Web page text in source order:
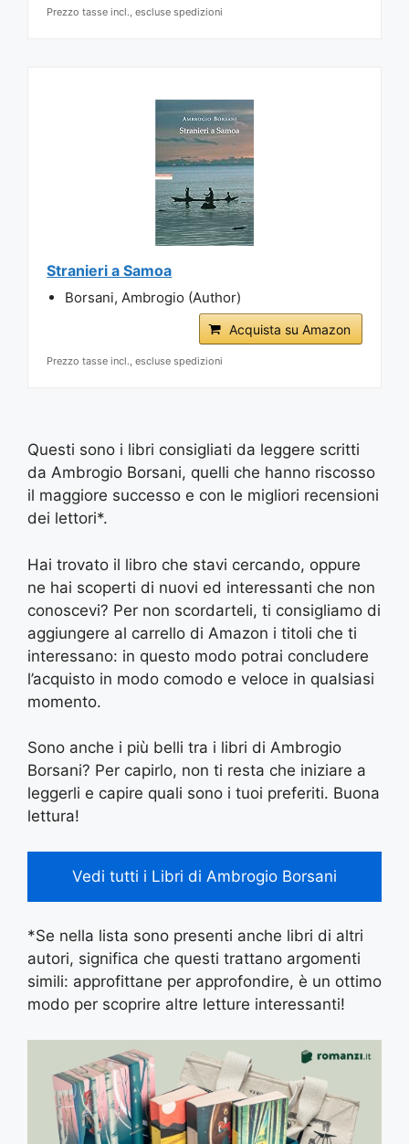
Prezzo tasse incl., escluse spedizioni
Stranieri a Samoa
Borsani, Ambrogio (Author)
Acquista su Amazon
Prezzo tasse incl., escluse spedizioni
Questi sono i libri consigliati da leggere scritti
da Ambrogio Borsani, quelli che hanno riscosso
il maggiore successo e con le migliori recensioni
dei lettori*.
Hai trovato il libro che stavi cercando, oppure
ne hai scoperti di nuovi ed interessanti che non
conoscevi? Per non scordarteli, ti consigliamo di
aggiungere al carrello di Amazon i titoli che ti
interessano: in questo modo potrai concludere
l’acquisto in modo comodo e veloce in qualsiasi
momento.
Sono anche i più belli tra i libri di Ambrogio
Borsani? Per capirlo, non ti resta che iniziare a
leggerli e capire quali sono i tuoi preferiti. Buona
lettura!
Vedi tutti i Libri di Ambrogio Borsani
*Se nella lista sono presenti anche libri di altri
autori, significa che questi trattano argomenti
simili: approfittane per approfondire, è un ottimo
modo per scoprire altre letture interessanti!